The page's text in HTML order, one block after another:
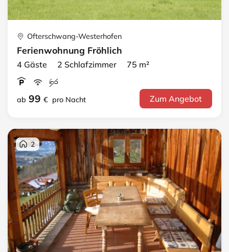
Ofterschwang-Westerhofen
Ferienwohnung Fröhlich
4 Gäste 2 Schlafzimmer 75 m²
ab 99 € pro Nacht Zum Angebot
2